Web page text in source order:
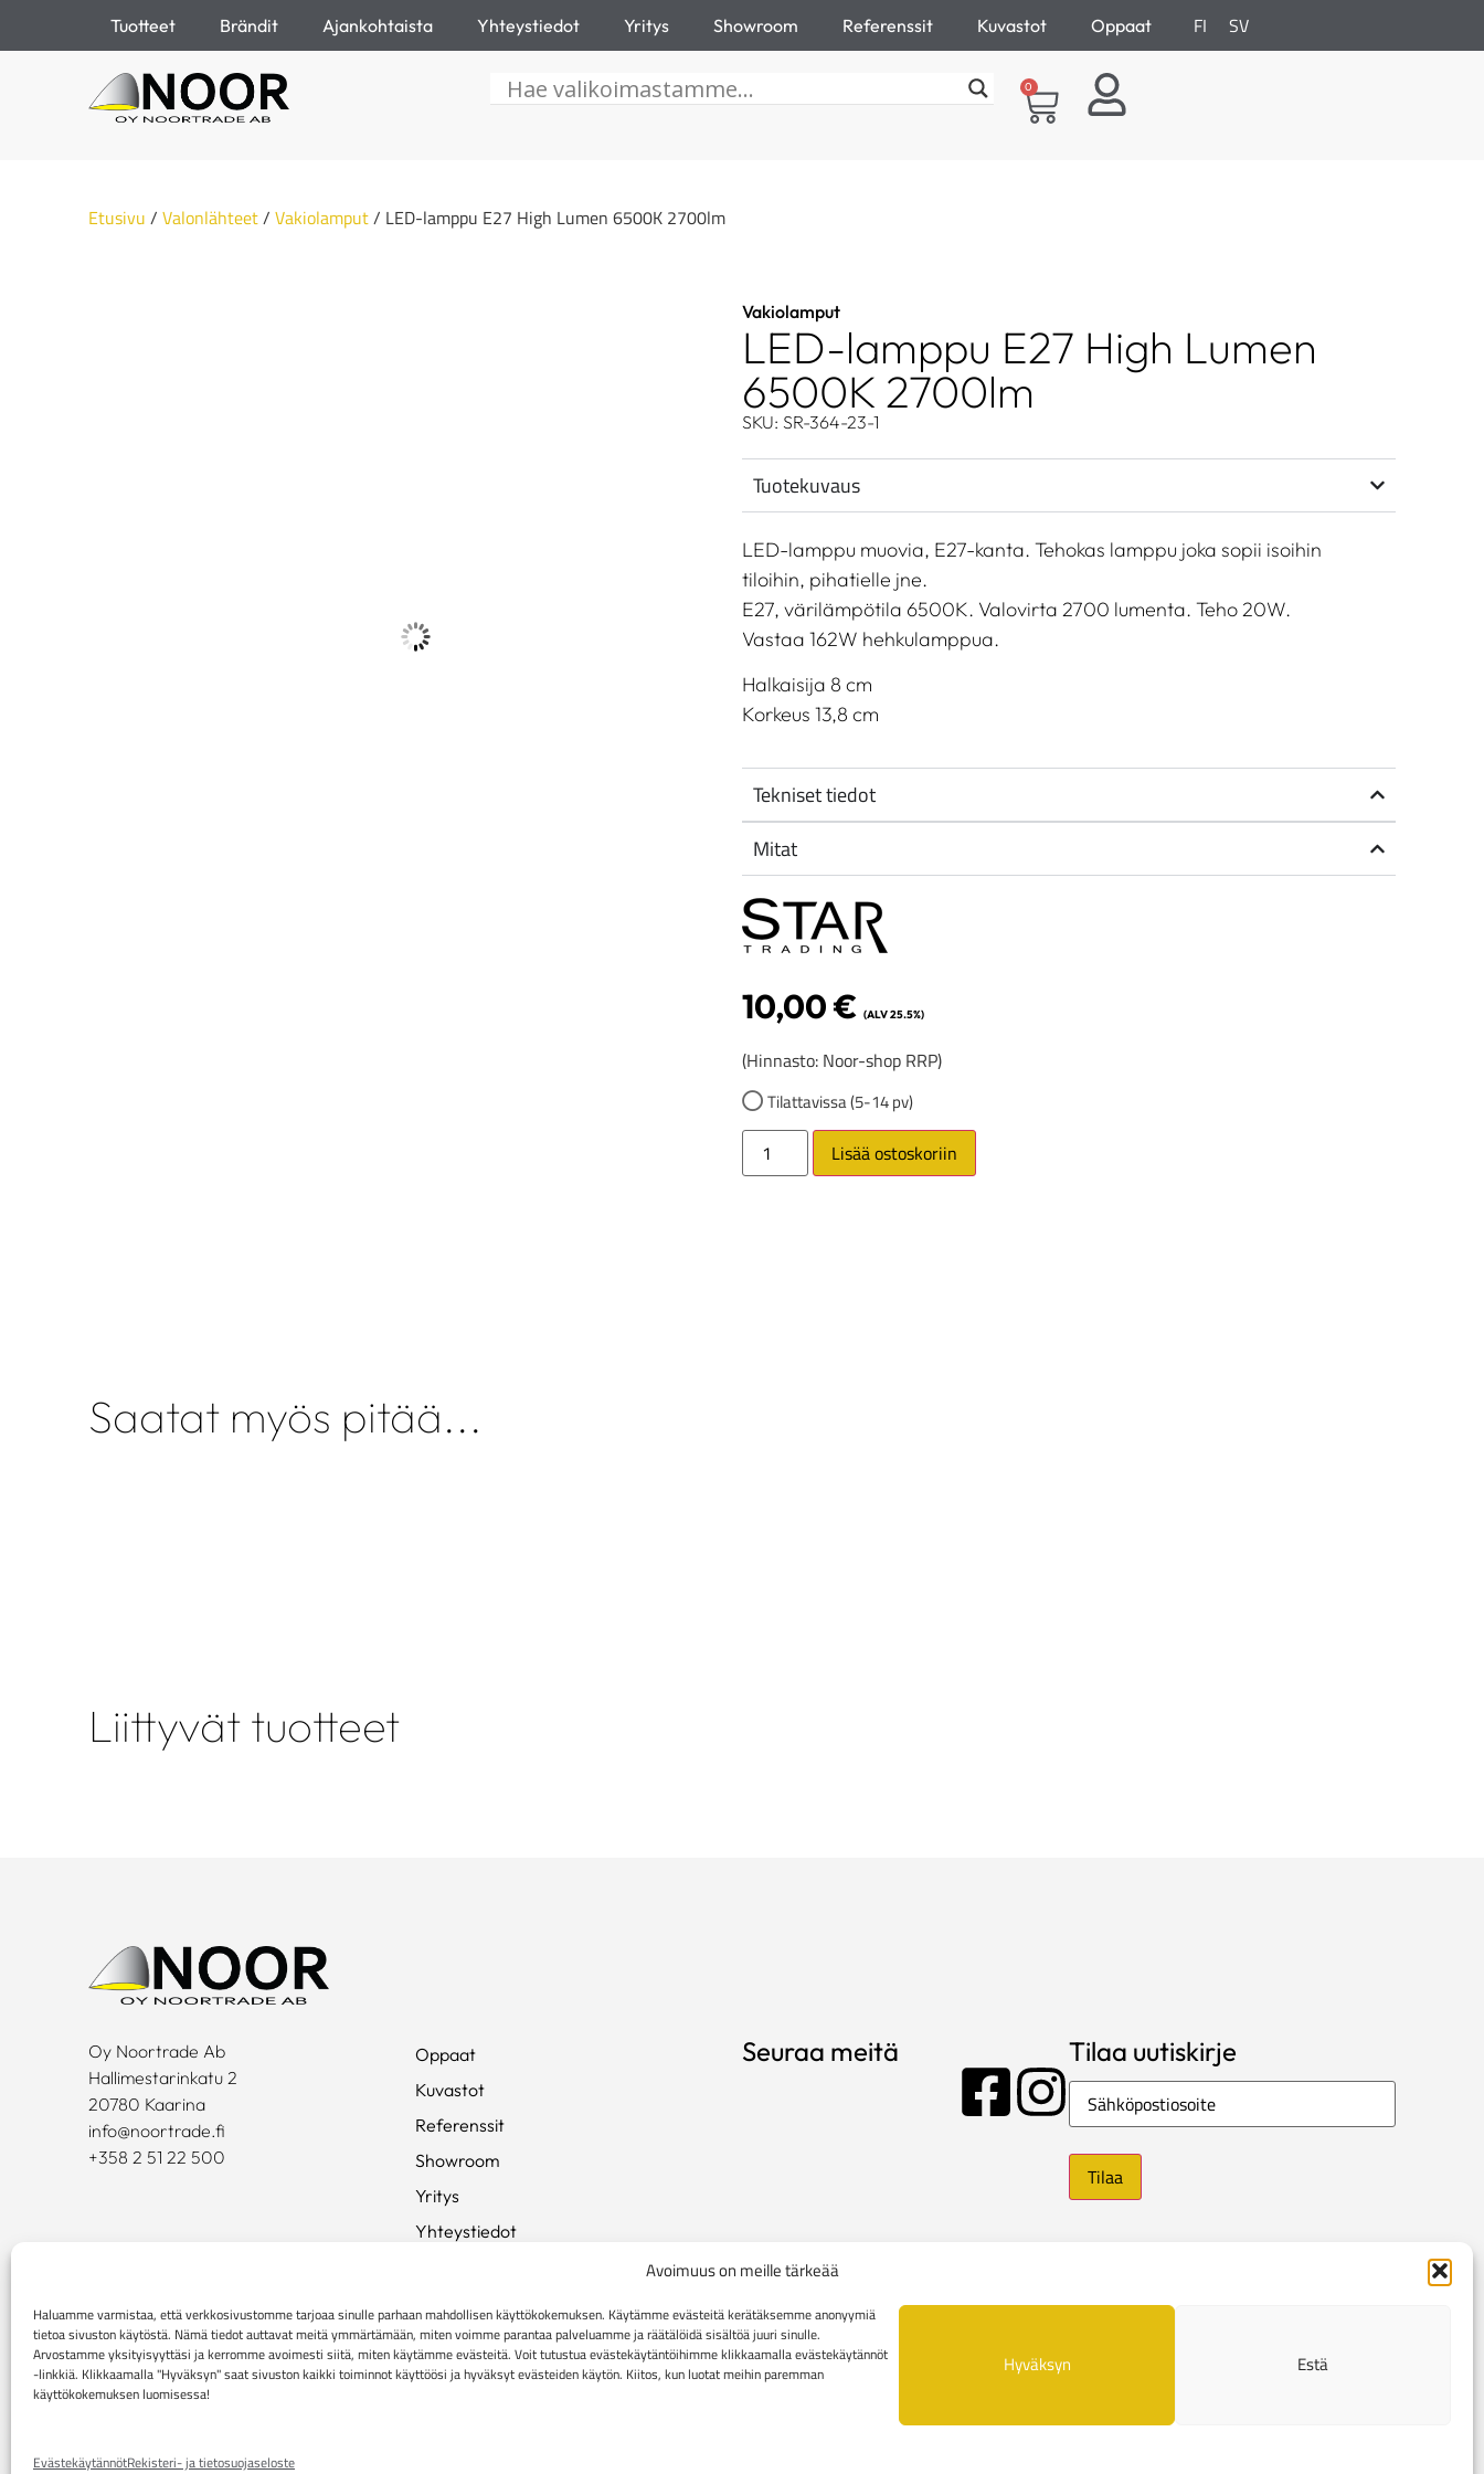
Avoimuus on meille tärkeää
Haluamme varmistaa, että verkkosivustomme tarjoaa sinulle parhaan mahdollisen käyttökokemuksen. Käytämme evästeitä kerätäksemme anonyymiä
tietoa sivuston käytöstä. Nämä tiedot auttavat meitä ymmärtämään, miten voimme parantaa palveluamme ja räätälöidä sisältöä juuri sinulle.
Arvostamme yksityisyyttäsi ja kerromme avoimesti siitä, miten käytämme evästeitä. Voit tutustua evästekäytäntöihimme klikkaamalla evästekäytännöt
-linkkiä. Klikkaamalla "Hyväksyn" saat sivuston kaikki toiminnot käyttöösi ja hyväksyt evästeiden käytön. Kiitos, kun luotat meihin paremman
käyttökokemuksen luomisessa!
Hyväksyn Estä
EvästekäytännötRekisteri- ja tietosuojaseloste
Tuotteet Brändit Ajankohtaista Yhteystiedot Yritys Showroom Referenssit Kuvastot Oppaat FI SV
0
Etusivu / Valonlähteet/ Vakiolamput/ LED-lamppu E27 High Lumen 6500K 2700lm
Vakiolamput
LED-lamppu E27 High Lumen
6500K 2700lm
SKU: SR-364-23-1
Tuotekuvaus
LED-lamppu muovia, E27-kanta. Tehokas lamppu joka sopii isoihin
tiloihin, pihatielle jne.
E27, värilämpötila 6500K. Valovirta 2700 lumenta. Teho 20W.
Vastaa 162W hehkulamppua.
Halkaisija 8 cm
Korkeus 13,8 cm
Tekniset tiedot
Mitat
10,00€ (ALV 25.5%)
(Hinnasto: Noor-shop RRP)
Tilattavissa (5-14 pv)
Lisää ostoskoriin
Saatat myös pitää...
Liittyvät tuotteet
Oy Noortrade Ab
Hallimestarinkatu 2
20780 Kaarina
info@noortrade.fi
+358 2 51 22 500
Oppaat
Kuvastot
Referenssit
Showroom
Yritys
Yhteystiedot
Mediapankki
Seuraa meitä Tilaa uutiskirje
Sähköposti
Rekisteri- ja tietosuojaseloste